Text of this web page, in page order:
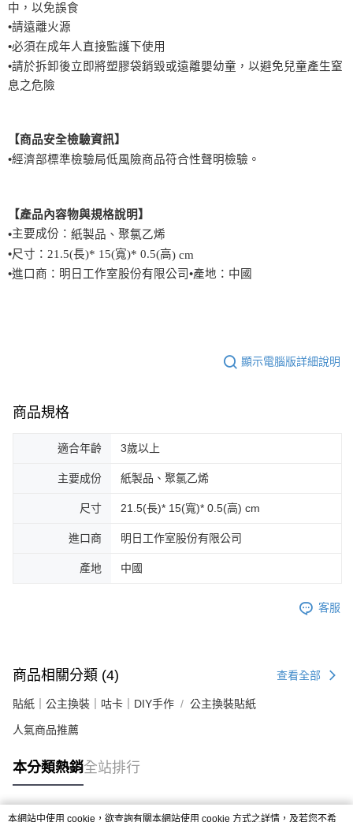
中，以免誤食
•請遠離火源
•必須在成年人直接監護下使用
•請於拆卸後立即將塑膠袋銷毀或遠離嬰幼童，以避免兒童產生窒
息之危險
【商品安全檢驗資訊】
•經濟部標準檢驗局低風險商品符合性聲明檢驗。
【產品內容物與規格說明】
•主要成份： 紙製品、聚氯乙烯
•尺寸： 21.5(長)* 15(寬)* 0.5(高) cm
•進口商：明日工作室股份有限公司 •產地：中國
顯示電腦版詳細說明
商品規格
適合年齡 3歲以上
主要成份 紙製品、聚氯乙烯
尺寸 21.5(長)* 15(寬)* 0.5(高) cm
進口商 明日工作室股份有限公司
產地 中國
客服
商品相關分類 (4) 查看全部
貼紙｜公主換裝｜咕卡｜DIY手作 公主換裝貼紙
人氣商品推薦
本分類熱銷全站排行
本網站中使用 cookie，欲查詢有關本網站使用 cookie 方式之詳情，及若您不希